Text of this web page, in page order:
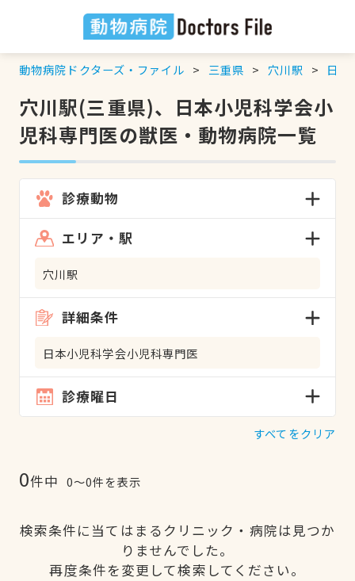
動物病院ドクターズ・ファイル 三重県 穴川駅 日本
穴川駅(三重県)、日本小児科学会小
児科専門医の獣医・動物病院一覧
診療動物
エリア・駅
穴川駅
詳細条件
日本小児科学会小児科専門医
診療曜日
すべてをクリア
0件中 0〜0件を表示
検索条件に当てはまるクリニック・病院は見つか
りませんでした。
再度条件を変更して検索してください。